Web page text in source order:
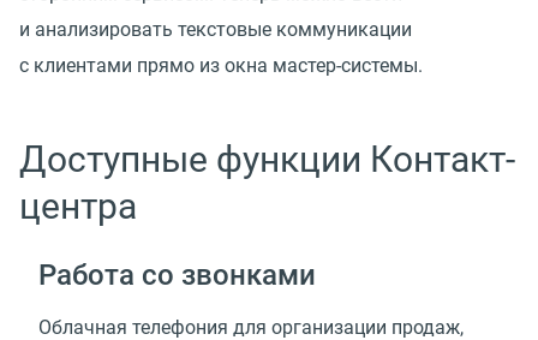
и анализировать текстовые коммуникации
с клиентами прямо из окна мастер-системы.
Доступные функции Контакт-
центра
Работа со звонками
Облачная телефония для организации продаж,